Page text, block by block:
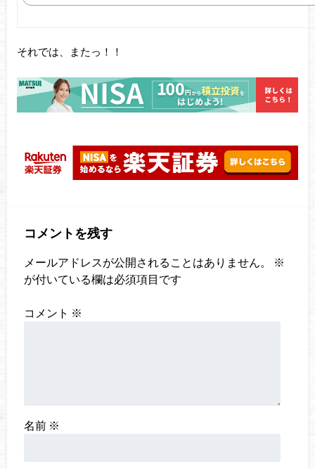
それでは、またっ！！
コメントを残す
メールアドレスが公開されることはありません。
※
が付いている欄は必須項目です
コメント ※
名前 ※